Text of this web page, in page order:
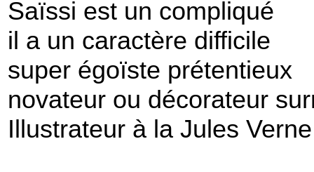
Saïssi est un compliqué
il a un caractère difficile
super égoïste prétentieux
novateur ou décorateur
Illustrateur à la Jules Verne